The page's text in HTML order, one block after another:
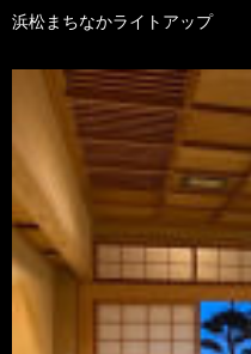
浜松まちなかライトアップ